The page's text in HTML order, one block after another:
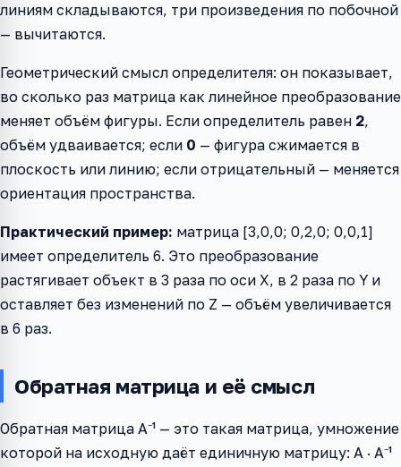
линиям складываются, три произведения по побочной
— вычитаются.
Геометрический смысл определителя: он показывает,
во сколько раз матрица как линейное преобразование
меняет объём фигуры. Если определитель равен 2,
объём удваивается; если 0 — фигура сжимается в
плоскость или линию; если отрицательный — меняется
ориентация пространства.
Практический пример: матрица [3,0,0; 0,2,0; 0,0,1]
имеет определитель 6. Это преобразование
растягивает объект в 3 раза по оси X, в 2 раза по Y и
оставляет без изменений по Z — объём увеличивается
в 6 раз.
Обратная матрица и её смысл
Обратная матрица A⁻¹ — это такая матрица, умножение
которой на исходную даёт единичную матрицу: A · A⁻¹